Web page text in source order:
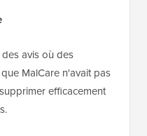
avis où des
MalCare n'avait pas
efficacement